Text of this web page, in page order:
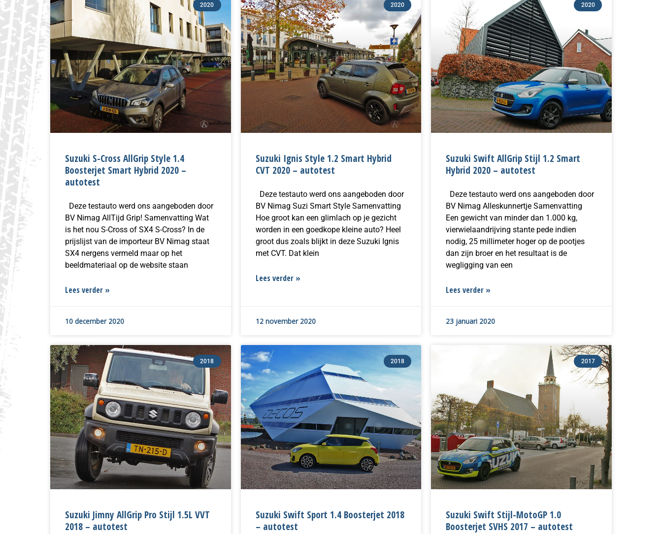
2020
Suzuki S-Cross AllGrip Style 1.4
Boosterjet Smart Hybrid 2020 –
autotest
Deze testauto werd ons aangeboden door
BV Nimag AllTijd Grip! Samenvatting Wat
is het nou S-Cross of SX4 S-Cross? In de
prijslijst van de importeur BV Nimag staat
SX4 nergens vermeld maar op het
beeldmateriaal op de website staan
Lees verder »
10 december 2020
2020
Suzuki Ignis Style 1.2 Smart Hybrid
CVT 2020 – autotest
Deze testauto werd ons aangeboden door
BV Nimag Suzi Smart Style Samenvatting
Hoe groot kan een glimlach op je gezicht
worden in een goedkope kleine auto? Heel
groot dus zoals blijkt in deze Suzuki Ignis
met CVT. Dat klein
Lees verder »
12 november 2020
2020
Suzuki Swift AllGrip Stijl 1.2 Smart
Hybrid 2020 – autotest
Deze testauto werd ons aangeboden door
BV Nimag Alleskunnertje Samenvatting
Een gewicht van minder dan 1.000 kg,
vierwielaandrijving stante pede indien
nodig, 25 millimeter hoger op de pootjes
dan zijn broer en het resultaat is de
wegligging van een
Lees verder »
23 januari 2020
2018
Suzuki Jimny AllGrip Pro Stijl 1.5L VVT
2018 – autotest
2018
Suzuki Swift Sport 1.4 Boosterjet 2018
– autotest
2017
Suzuki Swift Stijl-MotoGP 1.0
Boosterjet SVHS 2017 – autotest